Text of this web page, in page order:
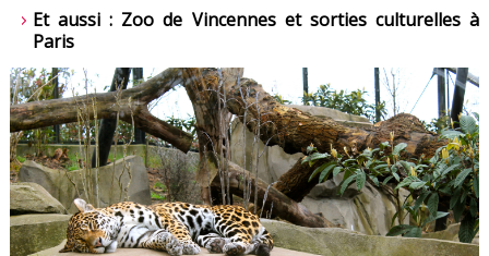
Et aussi : Zoo de Vincennes et sorties culturelles à
Paris